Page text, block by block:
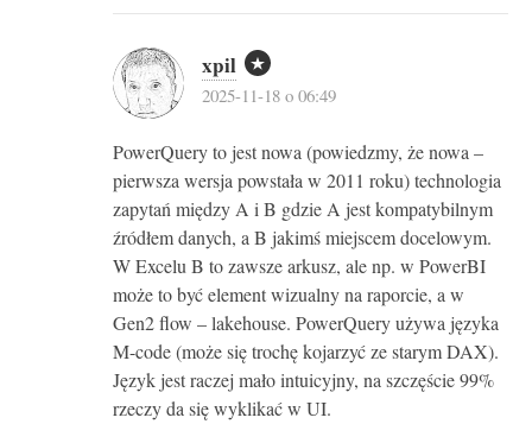
xpil
2025-11-18 o 06:49
PowerQuery to jest nowa (powiedzmy, że nowa –
pierwsza wersja powstała w 2011 roku) technologia
zapytań między A i B gdzie A jest kompatybilnym
źródłem danych, a B jakimś miejscem docelowym.
W Excelu B to zawsze arkusz, ale np. w PowerBI
może to być element wizualny na raporcie, a w
Gen2 flow – lakehouse. PowerQuery używa języka
M-code (może się trochę kojarzyć ze starym DAX).
Język jest raczej mało intuicyjny, na szczęście 99%
rzeczy da się wyklikać w UI.